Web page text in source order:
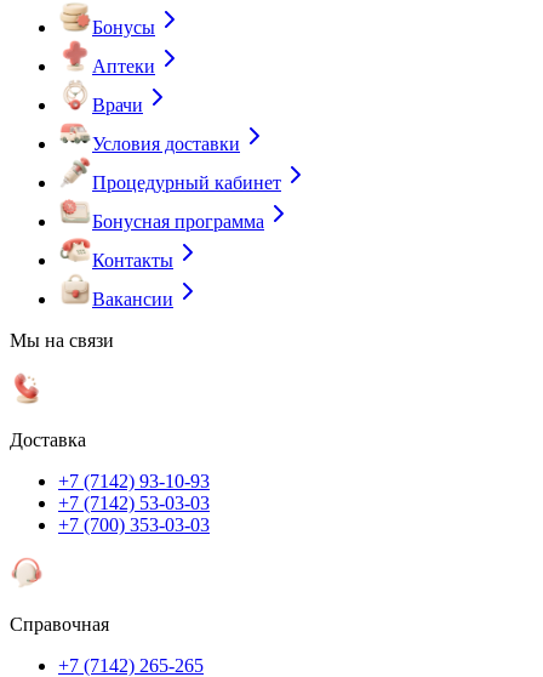
Бонусы
Аптеки
Врачи
Условия доставки
Процедурный кабинет
Бонусная программа
Контакты
Вакансии
Мы на связи
Доставка
+7 (7142) 93-10-93
+7 (7142) 53-03-03
+7 (700) 353-03-03
Справочная
+7 (7142) 265-265